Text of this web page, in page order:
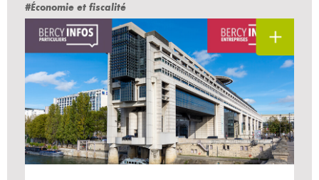
#Économie et fiscalité